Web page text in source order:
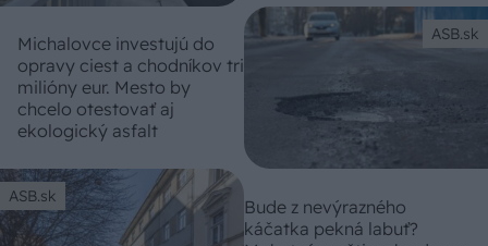
ASB.sk
Michalovce investujú do
opravy ciest a chodníkov tri
milióny eur. Mesto by
chcelo otestovať aj
ekologický asfalt
ASB.sk
Bude z nevýrazného
káčatka pekná labuť?